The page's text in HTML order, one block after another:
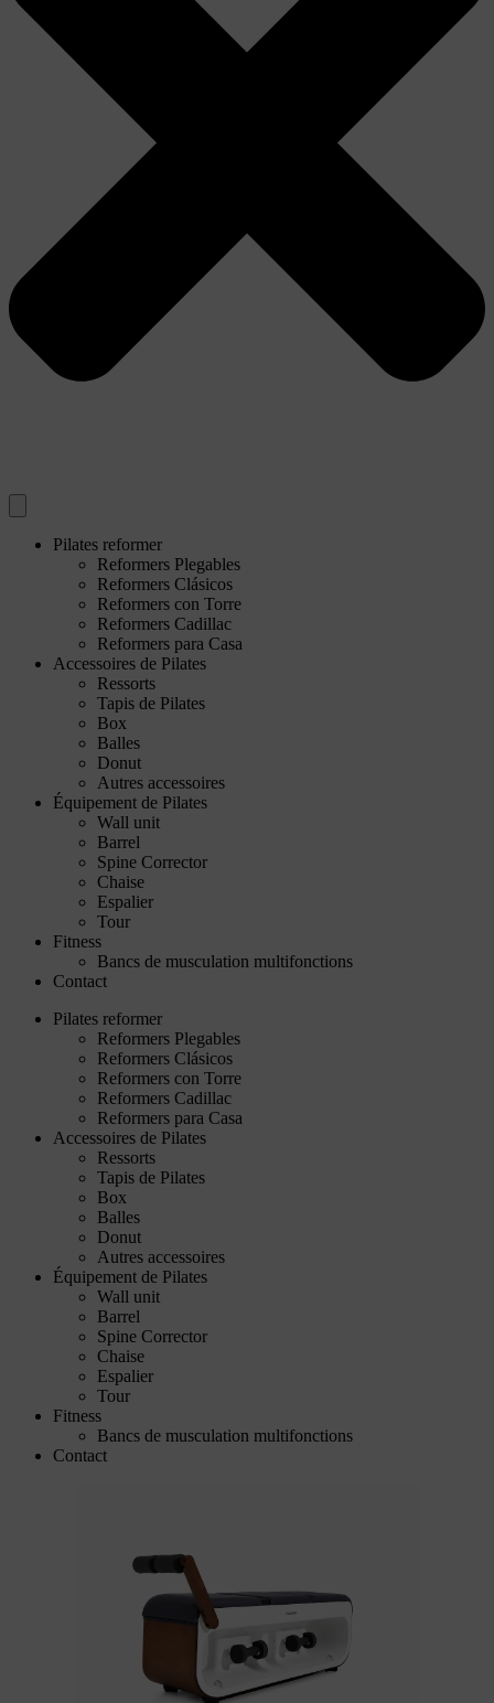
Pilates reformer
Reformers Plegables
Reformers Clásicos
Reformers con Torre
Reformers Cadillac
Reformers para Casa
Accessoires de Pilates
Ressorts
Tapis de Pilates
Box
Balles
Donut
Autres accessoires
Équipement de Pilates
Wall unit
Barrel
Spine Corrector
Chaise
Espalier
Tour
Fitness
Bancs de musculation multifonctions
Contact
Pilates reformer
Reformers Plegables
Reformers Clásicos
Reformers con Torre
Reformers Cadillac
Reformers para Casa
Accessoires de Pilates
Ressorts
Tapis de Pilates
Box
Balles
Donut
Autres accessoires
Équipement de Pilates
Wall unit
Barrel
Spine Corrector
Chaise
Espalier
Tour
Fitness
Bancs de musculation multifonctions
Contact